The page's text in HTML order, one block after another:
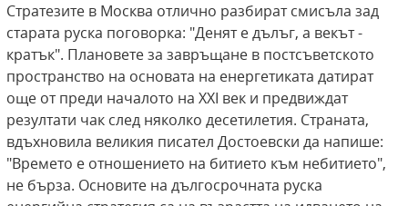
Стратезите в Москва отлично разбират смисъла зад
старата руска поговорка: "Денят е дълъг, а векът -
кратък". Плановете за завръщане в постсъветското
пространство на основата на енергетиката датират
още от преди началото на XXI век и предвиждат
резултати чак след няколко десетилетия. Страната,
вдъхновила великия писател Достоевски да напише:
"Времето е отношението на битието към небитието",
не бърза. Основите на дългосрочната руска